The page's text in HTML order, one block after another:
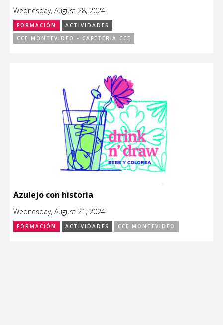
Wednesday, August 28, 2024.
FORMACIÓN
ACTIVIDADES
CCE MONTEVIDEO - CAFETERÍA CCE
Azulejo con historia
Wednesday, August 21, 2024.
FORMACIÓN ACTIVIDADES CCE MONTEVIDEO